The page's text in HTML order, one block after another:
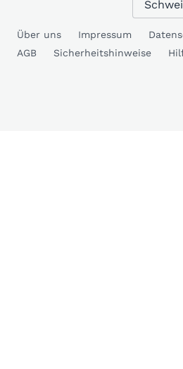
Über uns Impressum
AGB
Sicherheitshinweise